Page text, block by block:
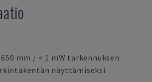
mm / < 1 mW tarkennuksen
näyttämiseksi